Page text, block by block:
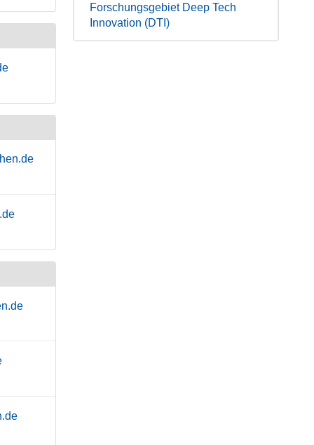
Forschungsgebiet Deep Tech
Innovation (DTI)